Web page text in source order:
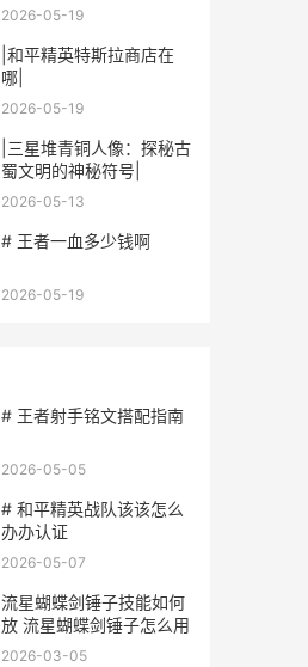
2026-05-19
|和平精英特斯拉商店在
哪|
2026-05-19
|三星堆青铜人像：探秘古
蜀文明的神秘符号|
2026-05-13
# 王者一血多少钱啊
2026-05-19
# 王者射手铭文搭配指南
2026-05-05
# 和平精英战队该该怎么
办办认证
2026-05-07
流星蝴蝶剑锤子技能如何
放 流星蝴蝶剑锤子怎么用
2026-03-05